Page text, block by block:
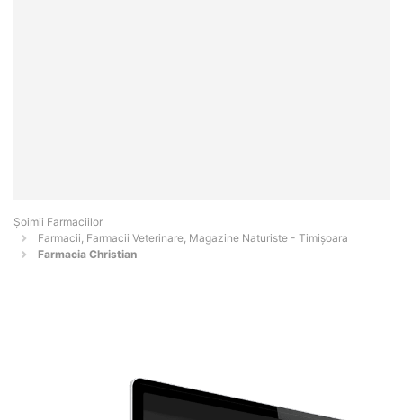
Şoimii Farmaciilor
Farmacii, Farmacii Veterinare, Magazine Naturiste - Timişoara
Farmacia Christian